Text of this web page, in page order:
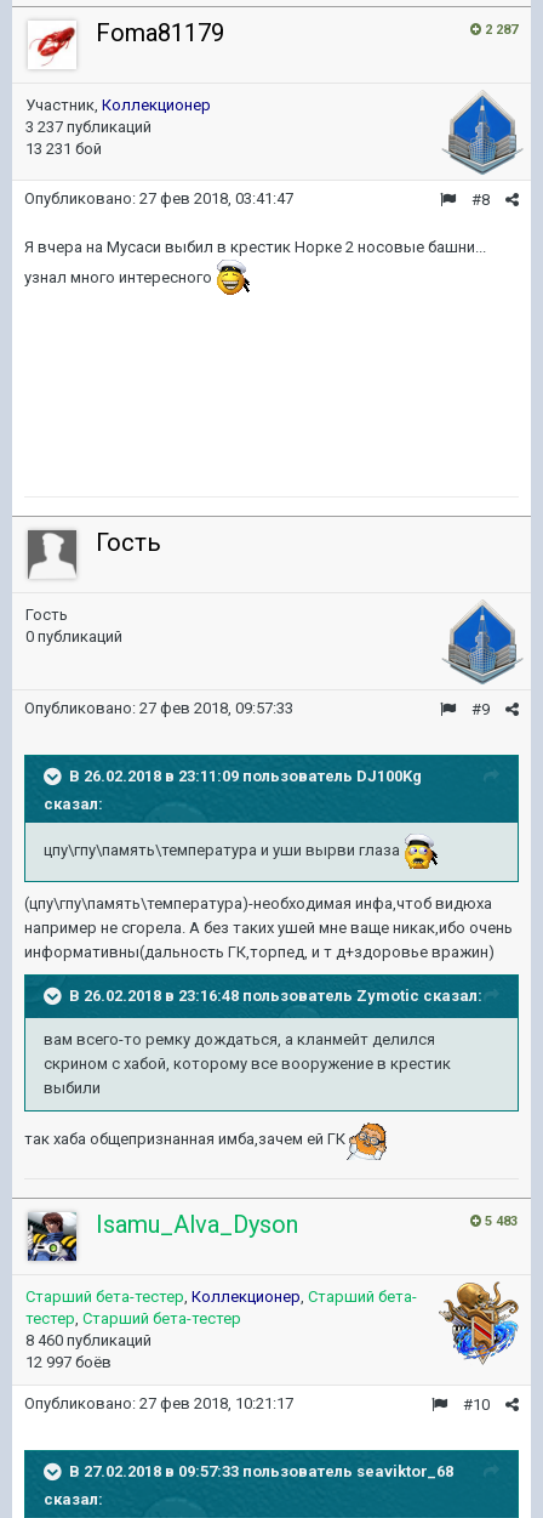
2 287
Foma81179
Участник, Коллекционер
3 237 публикаций
13 231 бой
#8
Опубликовано: 27 фев 2018, 03:41:47
Я вчера на Мусаси выбил в крестик Норке 2 носовые башни...
узнал много интересного
Гость
Гость
0 публикаций
#9
Опубликовано: 27 фев 2018, 09:57:33
В 26.02.2018 в 23:11:09 пользователь DJ100Kg
сказал:
цпу\гпу\память\температура и уши вырви глаза
(цпу\гпу\память\температура)-необходимая инфа,чтоб видюха
например не сгорела. А без таких ушей мне ваще никак,ибо очень
информативны(дальность ГК,торпед, и т д+здоровье вражин)
В 26.02.2018 в 23:16:48 пользователь Zymotic сказал:
вам всего-то ремку дождаться, а кланмейт делился
скрином с хабой, которому все вооружение в крестик
выбили
так хаба общепризнанная имба,зачем ей ГК
5 483
Isamu_Alva_Dyson
Старший бета-тестер, Коллекционер, Старший бета-
тестер, Старший бета-тестер
8 460 публикаций
12 997 боёв
#10
Опубликовано: 27 фев 2018, 10:21:17
В 27.02.2018 в 09:57:33 пользователь seaviktor_68
сказал: